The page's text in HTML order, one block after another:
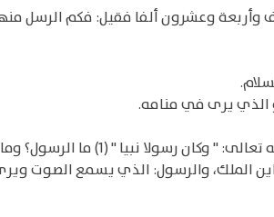
وأربعة وعشرون ألفا فقيل: فكم الرسل
الذي يرى في منامه.
نبيا " (1) ما الرسول؟ وما النبي؟.
الملك، والرسول: الذي يسمع الصوت